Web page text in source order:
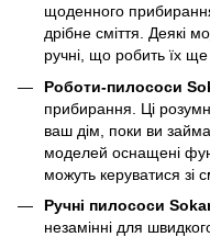
щоденного
дрібне сміття. Деякі
ручні, що робить їх
Роботи-пилососи
прибирання. Ці
ваш дім, поки ви
моделей оснащені
можуть керуватися зі
Ручні пилососи
незамінні для